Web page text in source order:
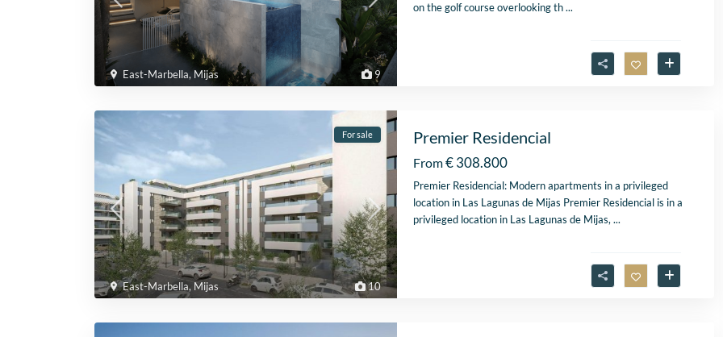
9
East-Marbella, Mijas
on the golf course overlooking th...
10
East-Marbella, Mijas
For sale Premier Residencial
From€ 308.800
Premier Residencial: Modern apartments in a privileged
location in Las Lagunas de Mijas Premier Residencial is in a
privileged location in Las Lagunas de Mijas, ...